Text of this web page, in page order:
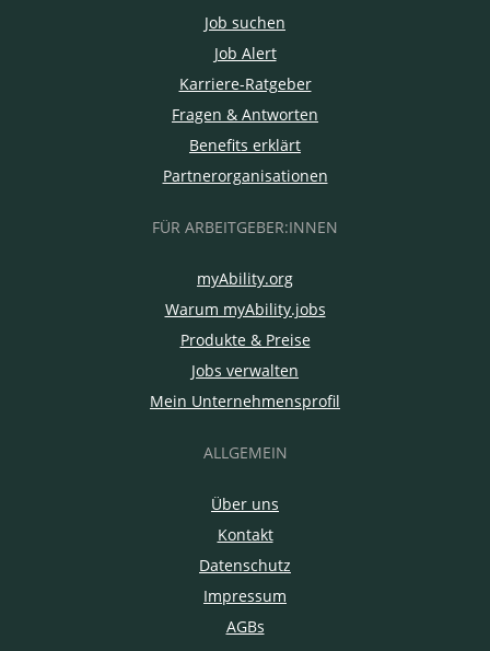
Job suchen
Job Alert
Karriere-Ratgeber
Fragen & Antworten
Benefits erklärt
Partnerorganisationen
FÜR ARBEITGEBER:INNEN
myAbility.org
Warum myAbility.jobs
Produkte & Preise
Jobs verwalten
Mein Unternehmensprofil
ALLGEMEIN
Über uns
Kontakt
Datenschutz
Impressum
AGBs